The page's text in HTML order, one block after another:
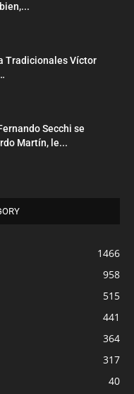
Tradicionales Víctor
Secchi se
Martín, le...
1466
958
515
441
364
317
40